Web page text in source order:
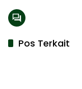
Pos Terkait